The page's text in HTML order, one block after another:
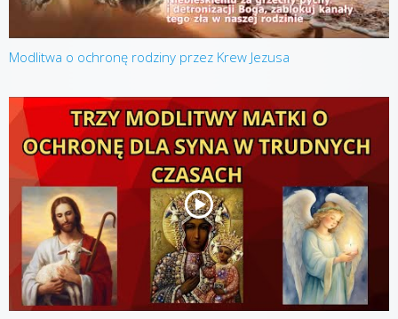
Modlitwa o ochronę rodziny przez Krew Jezusa